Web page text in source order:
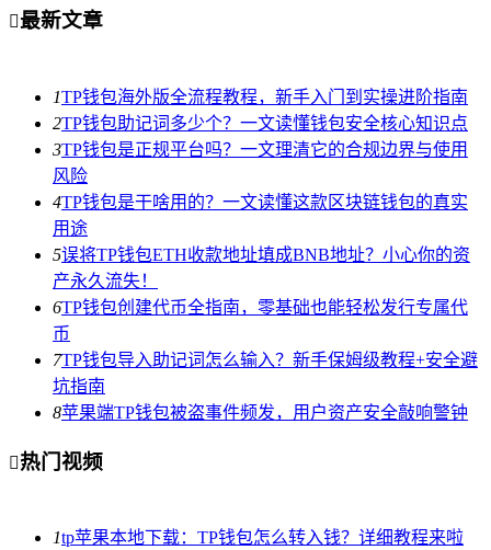
最新文章
1TP钱包海外版全流程教程，新手入门到实操进阶指南
2TP钱包助记词多少个？一文读懂钱包安全核心知识点
3TP钱包是正规平台吗？一文理清它的合规边界与使用
风险
4TP钱包是干啥用的？一文读懂这款区块链钱包的真实
用途
5误将TP钱包ETH收款地址填成BNB地址？小心你的资
产永久流失！
6TP钱包创建代币全指南，零基础也能轻松发行专属代
币
7TP钱包导入助记词怎么输入？新手保姆级教程+安全避
坑指南
8苹果端TP钱包被盗事件频发，用户资产安全敲响警钟
热门视频
1tp苹果本地下载：TP钱包怎么转入钱？详细教程来啦